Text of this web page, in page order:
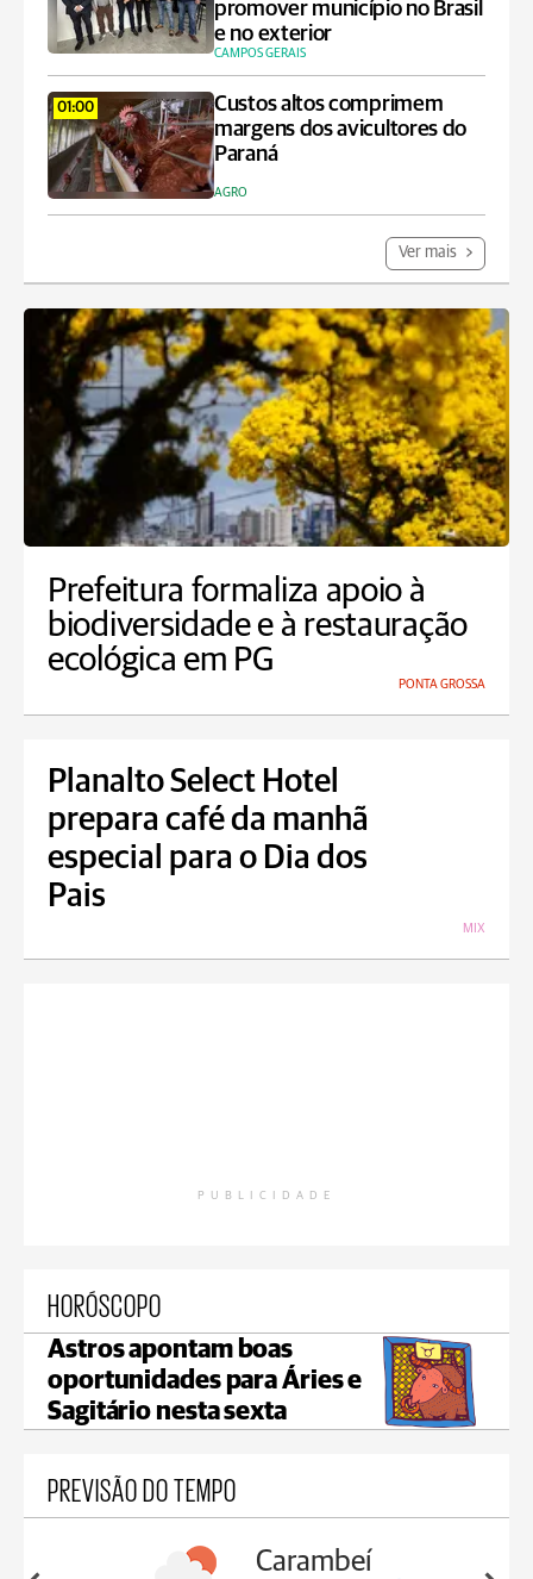
promover município no Brasil
e no exterior
CAMPOS GERAIS
01:00
Custos altos comprimem
margens dos avicultores do
Paraná
AGRO
Ver mais
Prefeitura formaliza apoio à
biodiversidade e à restauração
ecológica em PG
PONTA GROSSA
Planalto Select Hotel
prepara café da manhã
especial para o Dia dos
Pais
MIX
PUBLICIDADE
HORÓSCOPO
Astros apontam boas
oportunidades para Áries e
Sagitário nesta sexta
PREVISÃO DO TEMPO
Carambeí